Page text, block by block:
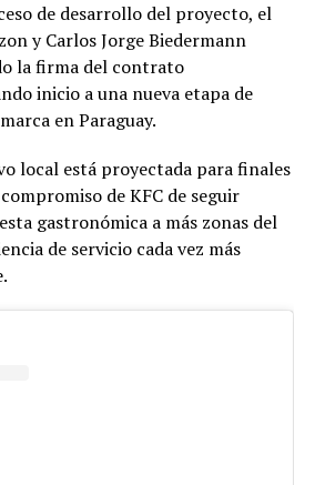
de desarrollo del proyecto, el
y Carlos Jorge Biedermann
la firma del contrato
inicio a una nueva etapa de
en Paraguay.
local está proyectada para finales
de KFC de seguir
gastronómica a más zonas del
de servicio cada vez más